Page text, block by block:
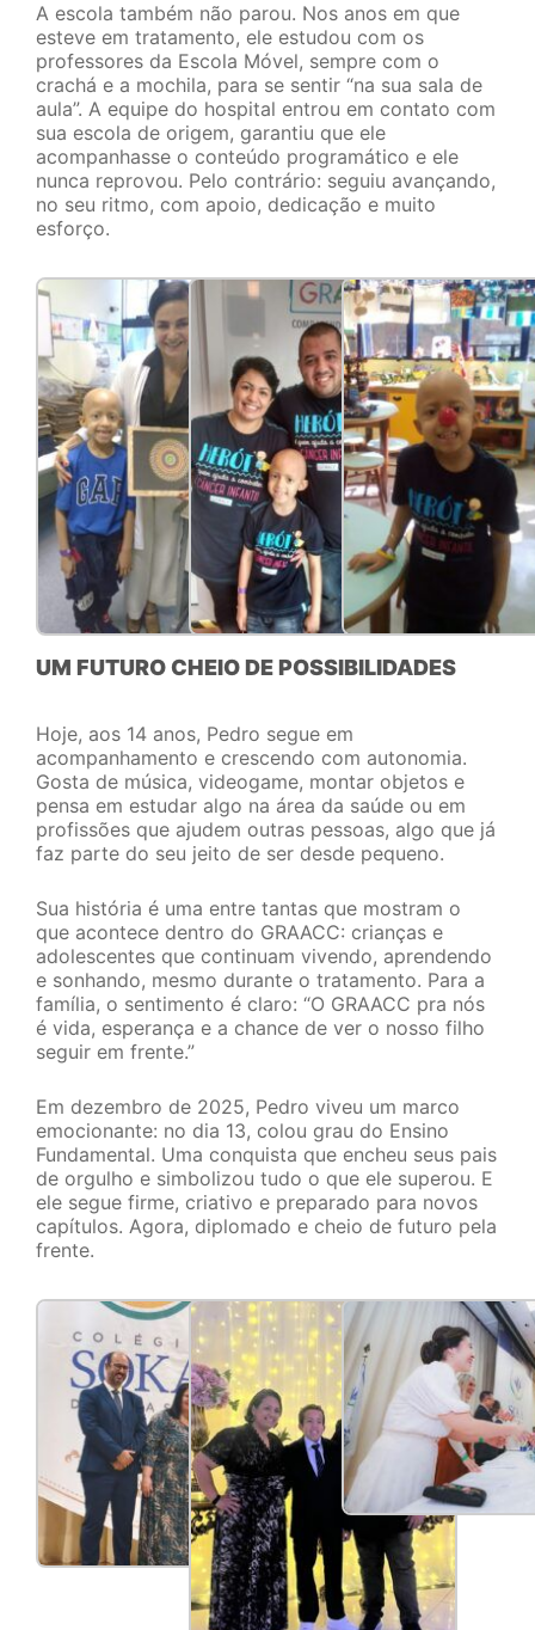
A escola também não parou. Nos anos em que
esteve em tratamento, ele estudou com os
professores da Escola Móvel, sempre com o
crachá e a mochila, para se sentir “na sua sala de
aula”. A equipe do hospital entrou em contato com
sua escola de origem, garantiu que ele
acompanhasse o conteúdo programático e ele
nunca reprovou. Pelo contrário: seguiu avançando,
no seu ritmo, com apoio, dedicação e muito
esforço.
UM FUTURO CHEIO DE POSSIBILIDADES
Hoje, aos 14 anos, Pedro segue em
acompanhamento e crescendo com autonomia.
Gosta de música, videogame, montar objetos e
pensa em estudar algo na área da saúde ou em
profissões que ajudem outras pessoas, algo que já
faz parte do seu jeito de ser desde pequeno.
Sua história é uma entre tantas que mostram o
que acontece dentro do GRAACC: crianças e
adolescentes que continuam vivendo, aprendendo
e sonhando, mesmo durante o tratamento. Para a
família, o sentimento é claro: “O GRAACC pra nós
é vida, esperança e a chance de ver o nosso filho
seguir em frente.”
Em dezembro de 2025, Pedro viveu um marco
emocionante: no dia 13, colou grau do Ensino
Fundamental. Uma conquista que encheu seus pais
de orgulho e simbolizou tudo o que ele superou. E
ele segue firme, criativo e preparado para novos
capítulos. Agora, diplomado e cheio de futuro pela
frente.